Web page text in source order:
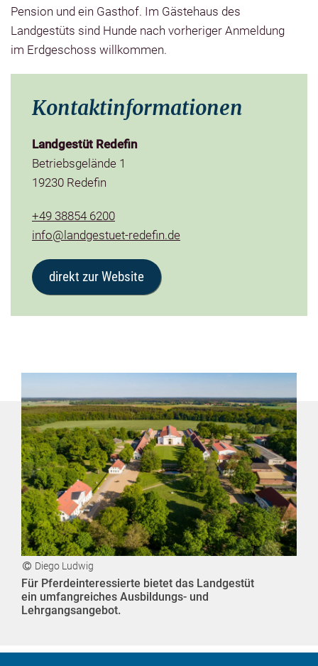
Pension und ein Gasthof. Im Gästehaus des
Landgestüts sind Hunde nach vorheriger Anmeldung
im Erdgeschoss willkommen.
Kontaktinformationen
Landgestüt Redefin
Betriebsgelände 1
19230 Redefin
+49 38854 6200
info@landgestuet-redefin.de
direkt zur Website
Diego Ludwig
Für Pferdeinteressierte bietet das Landgestüt
ein umfangreiches Ausbildungs- und
Lehrgangsangebot.